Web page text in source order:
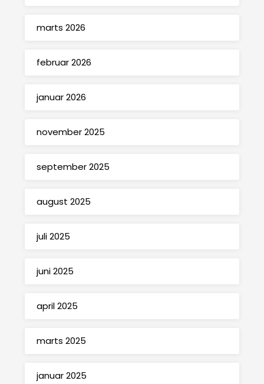
marts 2026
februar 2026
januar 2026
november 2025
september 2025
august 2025
juli 2025
juni 2025
april 2025
marts 2025
januar 2025